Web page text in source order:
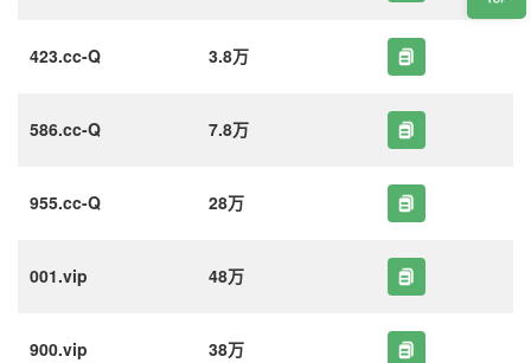
423.cc-Q 3.8万
586.cc-Q 7.8万
955.cc-Q 28万
001.vip 48万
900.vip 38万